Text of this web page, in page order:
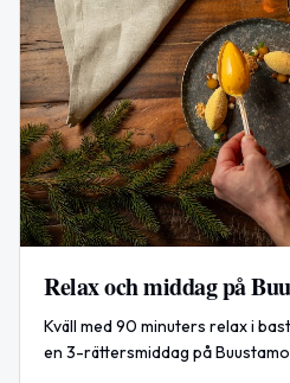
Relax och middag på
Kväll med 90 minuters relax i
en 3-rättersmiddag på